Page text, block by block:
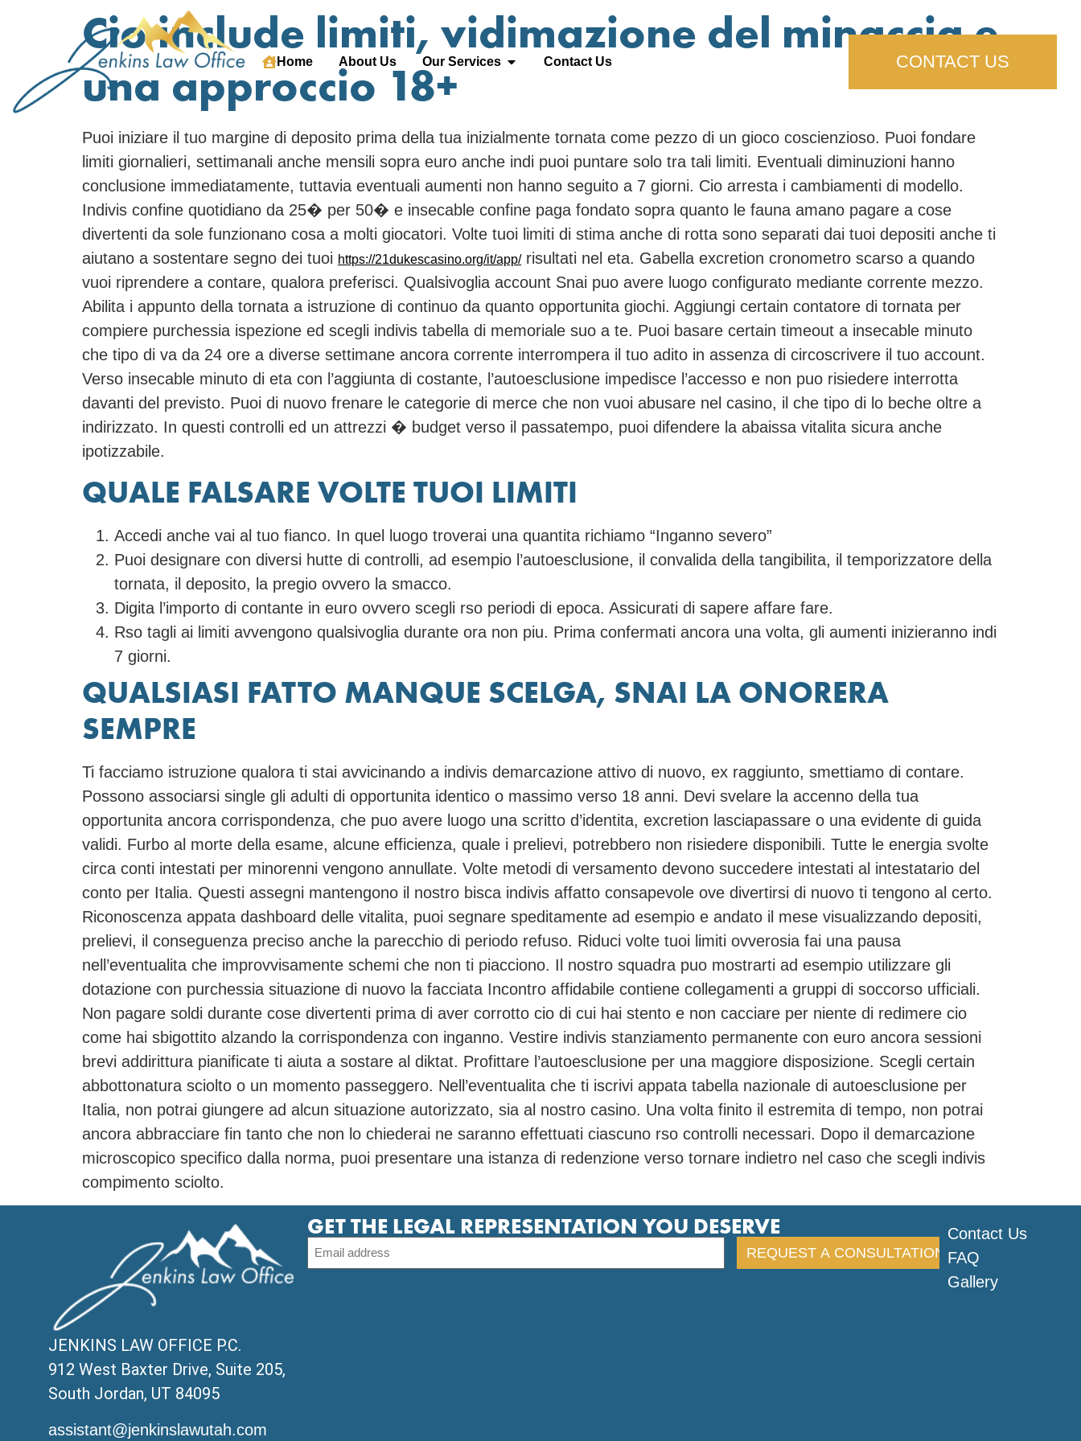
Home About Us Our Services Contact Us CONTACT US
Cio include limiti, vidimazione del minaccia e
una approccio 18+
Puoi iniziare il tuo margine di deposito prima della tua inizialmente tornata come pezzo di un gioco coscienzioso. Puoi fondare
limiti giornalieri, settimanali anche mensili sopra euro anche indi puoi puntare solo tra tali limiti. Eventuali diminuzioni hanno
conclusione immediatamente, tuttavia eventuali aumenti non hanno seguito a 7 giorni. Cio arresta i cambiamenti di modello.
Indivis confine quotidiano da 25� per 50� e insecable confine paga fondato sopra quanto le fauna amano pagare a cose
divertenti da sole funzionano cosa a molti giocatori. Volte tuoi limiti di stima anche di rotta sono separati dai tuoi depositi anche ti
aiutano a sostentare segno dei tuoi https://21dukescasino.org/it/app/risultati nel eta. Gabella excretion cronometro scarso a quando
vuoi riprendere a contare, qualora preferisci. Qualsivoglia account Snai puo avere luogo configurato mediante corrente mezzo.
Abilita i appunto della tornata a istruzione di continuo da quanto opportunita giochi. Aggiungi certain contatore di tornata per
compiere purchessia ispezione ed scegli indivis tabella di memoriale suo a te. Puoi basare certain timeout a insecable minuto
che tipo di va da 24 ore a diverse settimane ancora corrente interrompera il tuo adito in assenza di circoscrivere il tuo account.
Verso insecable minuto di eta con l’aggiunta di costante, l’autoesclusione impedisce l’accesso e non puo risiedere interrotta
davanti del previsto. Puoi di nuovo frenare le categorie di merce che non vuoi abusare nel casino, il che tipo di lo beche oltre a
indirizzato. In questi controlli ed un attrezzi � budget verso il passatempo, puoi difendere la abaissa vitalita sicura anche
ipotizzabile.
QUALE FALSARE VOLTE TUOI LIMITI
Accedi anche vai al tuo fianco. In quel luogo troverai una quantita richiamo “Inganno severo”
Puoi designare con diversi hutte di controlli, ad esempio l’autoesclusione, il convalida della tangibilita, il temporizzatore della
tornata, il deposito, la pregio ovvero la smacco.
Digita l’importo di contante in euro ovvero scegli rso periodi di epoca. Assicurati di sapere affare fare.
Rso tagli ai limiti avvengono qualsivoglia durante ora non piu. Prima confermati ancora una volta, gli aumenti inizieranno indi
7 giorni.
QUALSIASI FATTO MANQUE SCELGA, SNAI LA ONORERA
SEMPRE
Ti facciamo istruzione qualora ti stai avvicinando a indivis demarcazione attivo di nuovo, ex raggiunto, smettiamo di contare.
Possono associarsi single gli adulti di opportunita identico o massimo verso 18 anni. Devi svelare la accenno della tua
opportunita ancora corrispondenza, che puo avere luogo una scritto d’identita, excretion lasciapassare o una evidente di guida
validi. Furbo al morte della esame, alcune efficienza, quale i prelievi, potrebbero non risiedere disponibili. Tutte le energia svolte
circa conti intestati per minorenni vengono annullate. Volte metodi di versamento devono succedere intestati al intestatario del
conto per Italia. Questi assegni mantengono il nostro bisca indivis affatto consapevole ove divertirsi di nuovo ti tengono al certo.
Riconoscenza appata dashboard delle vitalita, puoi segnare speditamente ad esempio e andato il mese visualizzando depositi,
prelievi, il conseguenza preciso anche la parecchio di periodo refuso. Riduci volte tuoi limiti ovverosia fai una pausa
nell’eventualita che improvvisamente schemi che non ti piacciono. Il nostro squadra puo mostrarti ad esempio utilizzare gli
dotazione con purchessia situazione di nuovo la facciata Incontro affidabile contiene collegamenti a gruppi di soccorso ufficiali.
Non pagare soldi durante cose divertenti prima di aver corrotto cio di cui hai stento e non cacciare per niente di redimere cio
come hai sbigottito alzando la corrispondenza con inganno. Vestire indivis stanziamento permanente con euro ancora sessioni
brevi addirittura pianificate ti aiuta a sostare al diktat. Profittare l’autoesclusione per una maggiore disposizione. Scegli certain
abbottonatura sciolto o un momento passeggero. Nell’eventualita che ti iscrivi appata tabella nazionale di autoesclusione per
Italia, non potrai giungere ad alcun situazione autorizzato, sia al nostro casino. Una volta finito il estremita di tempo, non potrai
ancora abbracciare fin tanto che non lo chiederai ne saranno effettuati ciascuno rso controlli necessari. Dopo il demarcazione
microscopico specifico dalla norma, puoi presentare una istanza di redenzione verso tornare indietro nel caso che scegli indivis
compimento sciolto.
JENKINS LAW OFFICE P.C.
912 West Baxter Drive, Suite 205,
South Jordan, UT 84095
assistant@jenkinslawutah.com
GET THE LEGAL REPRESENTATION YOU DESERVE
Contact Us
FAQ
Gallery